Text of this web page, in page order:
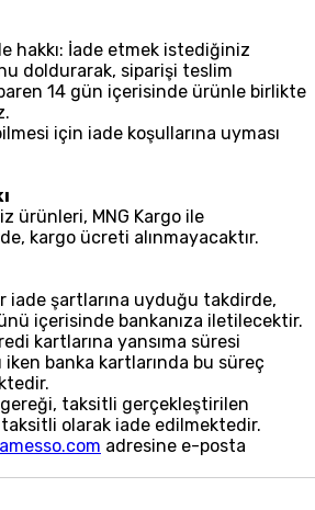
hakkı: İade etmek istediğiniz
doldurarak, siparişi teslim
14 gün içerisinde ürünle birlikte
için iade koşullarına uyması
ürünleri, MNG Kargo ile
kargo ücreti alınmayacaktır.
şartlarına uyduğu takdirde,
içerisinde bankanıza iletilecektir.
kartlarına yansıma süresi
banka kartlarında bu süreç
taksitli gerçekleştirilen
olarak iade edilmektedir.
adresine e-posta